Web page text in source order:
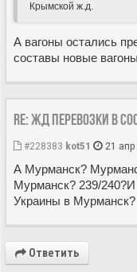
Крымской ж.д.
А вагоны остались
составы новые
Re: ЖД перевозки в
#228383 kot51 21
А Мурманск?
Мурманск? 239/
Украины в Мурманск?
Ответить